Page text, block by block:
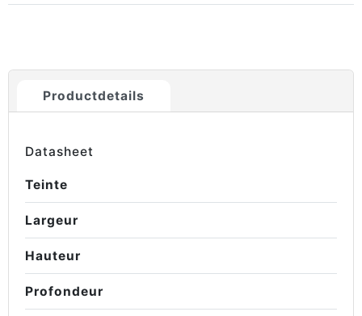
Productdetails
Datasheet
Teinte
Largeur
Hauteur
Profondeur